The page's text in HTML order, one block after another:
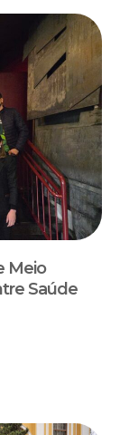
Meio
Saúde